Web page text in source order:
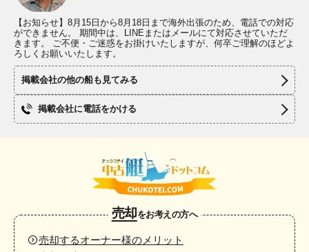
【お知らせ】8月15日から8月18日まで海外出張のため、電話での対応
ができません。 期間中は、LINEまたはメールにて対応させていただ
きます。 ご不便・ご迷惑をお掛けいたしますが、何卒ご理解のほどよ
ろしくお願いいたします。
掲載会社の他の船も見てみる
掲載会社に電話をかける
売却をお考えの方へ
売却するオーナー様のメリット